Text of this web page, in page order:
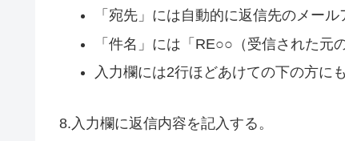
「宛先」には自動的に返信先のメール
「件名」には「RE○○（受信された元
入力欄には2行ほどあけての下の方に
8.入力欄に返信内容を記入する。